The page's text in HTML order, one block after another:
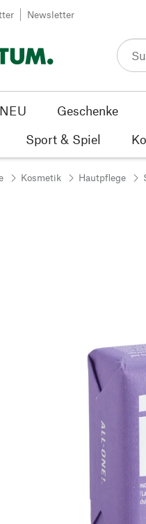
Newsletter
NEU Geschenke
Sport & Spiel
Kosmetik Hautpflege